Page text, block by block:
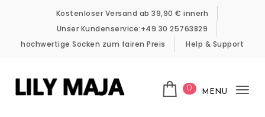
Kostenloser Versand ab 39,90 € innerh
Unser Kundenservice:+49 30 25763829
hochwertige Socken zum fairen Preis
Help & Support
0 MENU